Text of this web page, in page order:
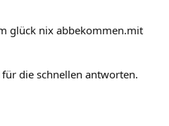
glück nix abbekommen.mit
die schnellen antworten.